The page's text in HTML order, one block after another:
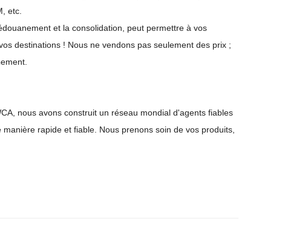
etc.
et la consolidation, peut permettre à vos
destinations ! Nous ne vendons pas seulement des prix ;
nous avons construit un réseau mondial d'agents fiables
rapide et fiable. Nous prenons soin de vos produits,